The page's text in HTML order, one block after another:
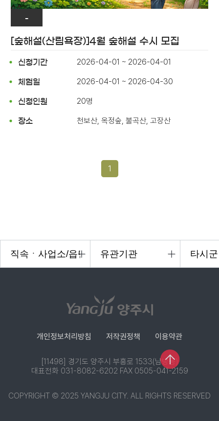
-
[숲해설(산림욕장)]4월 숲해설 수시 모집
신청기간 2026-04-01 ~ 2026-04-01
체험일 2026-04-01 ~ 2026-04-30
신청인원 20명
장소 천보산, 옥정숲, 불곡산, 고장산
1
개인정보처리방침 저작권정책 이용약관
[11498] 경기도 양주시 부흥로 1533(남방동)
대표전화 031-8082-6202 FAX 0505-041-2159
COPYRIGHT © 2025 YANGJU CITY. ALL RIGHTS RESERVED